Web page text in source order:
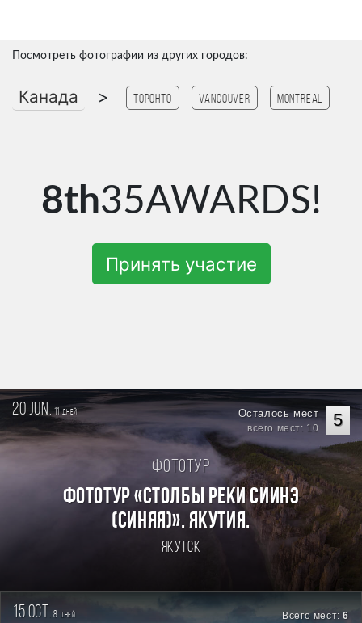
Посмотреть фотографии из других городов:
Канада > Торонто Vancouver Montreal
8th35AWARDS!
Принять участие
20 jun.11дней 5
Осталось мест
всего мест: 10
Фототур
Фототур «Столбы реки Сиинэ
(Синяя)». Якутия.
Якутск
15 oct. 8дней Всего мест:6